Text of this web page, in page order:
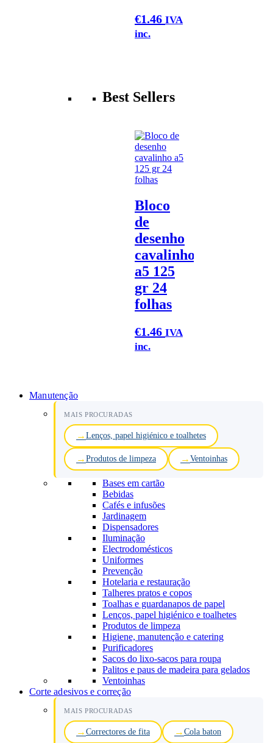
€1.46 IVA
inc.
Best Sellers
Bloco
de
desenho
cavalinho
a5 125
gr 24
folhas
€1.46 IVA
inc.
Manutenção
MAIS PROCURADAS
Lenços, papel higiénico e toalhetes
Produtos de limpeza Ventoinhas
Bases em cartão
Bebidas
Cafés e infusões
Jardinagem
Dispensadores
Iluminação
Electrodomésticos
Uniformes
Prevenção
Hotelaria e restauração
Talheres pratos e copos
Toalhas e guardanapos de papel
Lenços, papel higiénico e toalhetes
Produtos de limpeza
Higiene, manutenção e catering
Purificadores
Sacos do lixo-sacos para roupa
Palitos e paus de madeira para gelados
Ventoinhas
Corte adesivos e correção
MAIS PROCURADAS
Correctores de fita Cola baton